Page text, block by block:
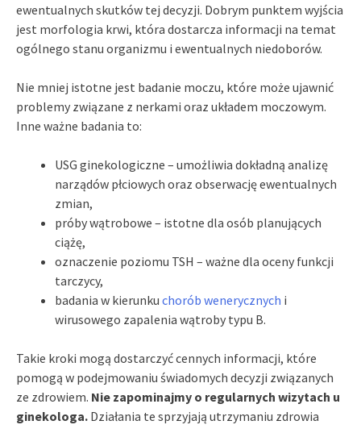
ewentualnych skutków tej decyzji. Dobrym punktem wyjścia
jest morfologia krwi, która dostarcza informacji na temat
ogólnego stanu organizmu i ewentualnych niedoborów.
Nie mniej istotne jest badanie moczu, które może ujawnić
problemy związane z nerkami oraz układem moczowym.
Inne ważne badania to:
USG ginekologiczne – umożliwia dokładną analizę
narządów płciowych oraz obserwację ewentualnych
zmian,
próby wątrobowe – istotne dla osób planujących
ciążę,
oznaczenie poziomu TSH – ważne dla oceny funkcji
tarczycy,
badania w kierunku chorób wenerycznych i
wirusowego zapalenia wątroby typu B.
Takie kroki mogą dostarczyć cennych informacji, które
pomogą w podejmowaniu świadomych decyzji związanych
ze zdrowiem. Nie zapominajmy o regularnych wizytach u
ginekologa. Działania te sprzyjają utrzymaniu zdrowia